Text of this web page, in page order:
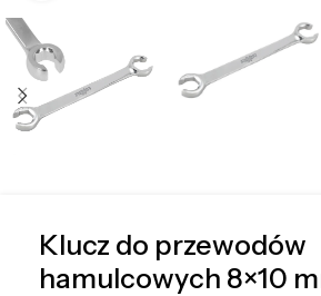
Klucz do przewodów
hamulcowych 8×10